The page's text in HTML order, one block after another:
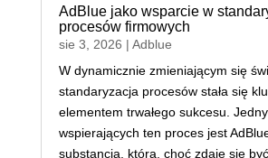
AdBlue jako wsparcie w
procesów firmowych
sie 3, 2026 | Adblue
W dynamicznie zmieniającym się
standaryzacja procesów stała się
elementem trwałego sukcesu.
wspierających ten proces jest
substancja, która, choć zdaje się